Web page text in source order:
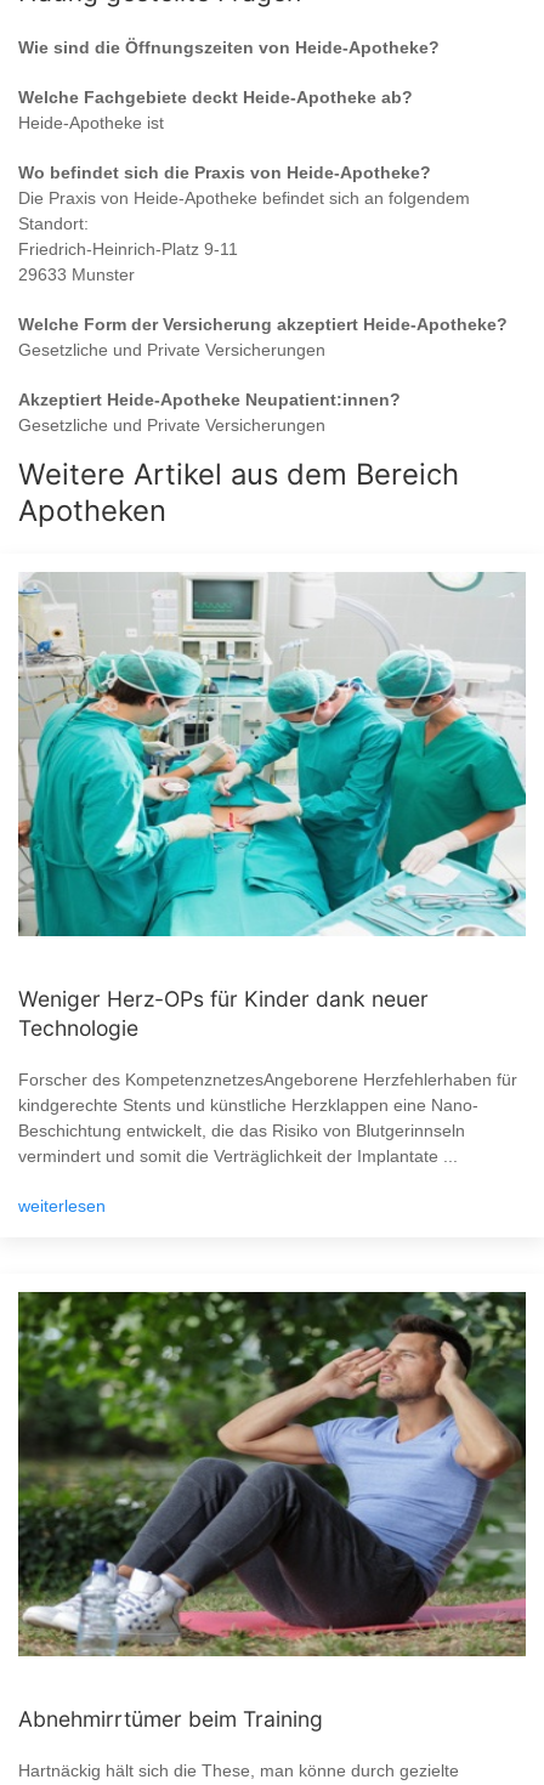
Wie sind die Öffnungszeiten von Heide-Apotheke?
Welche Fachgebiete deckt Heide-Apotheke ab?
Heide-Apotheke ist
Wo befindet sich die Praxis von Heide-Apotheke?
Die Praxis von Heide-Apotheke befindet sich an folgendem
Standort:
Friedrich-Heinrich-Platz 9-11
29633 Munster
Welche Form der Versicherung akzeptiert Heide-Apotheke?
Gesetzliche und Private Versicherungen
Akzeptiert Heide-Apotheke Neupatient:innen?
Gesetzliche und Private Versicherungen
Weitere Artikel aus dem Bereich
Apotheken
Weniger Herz-OPs für Kinder dank neuer
Technologie
Forscher des KompetenznetzesAngeborene Herzfehlerhaben für
kindgerechte Stents und künstliche Herzklappen eine Nano-
Beschichtung entwickelt, die das Risiko von Blutgerinnseln
vermindert und somit die Verträglichkeit der Implantate ...
weiterlesen
Abnehmirrtümer beim Training
Hartnäckig hält sich die These, man könne durch gezielte